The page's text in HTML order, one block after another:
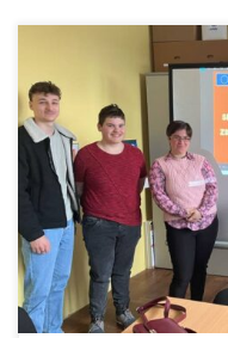
U okviru projekta “Više
radionica pod nazivom
se upoznali s pojmom
psihološkog
sebe, sposobnost
Mladi, koji imaju